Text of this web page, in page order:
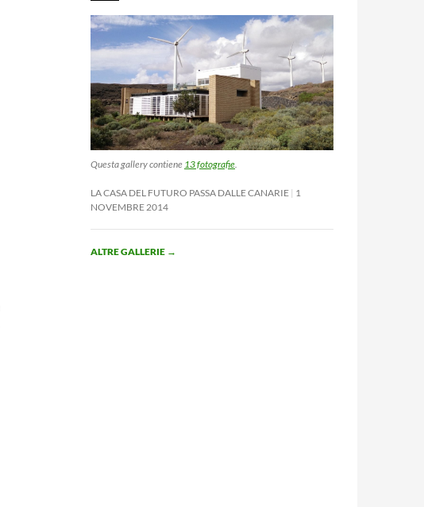
Questa gallery contiene 13 fotografie.
LA CASA DEL FUTURO PASSA DALLE CANARIE 1
NOVEMBRE 2014
ALTRE GALLERIE →